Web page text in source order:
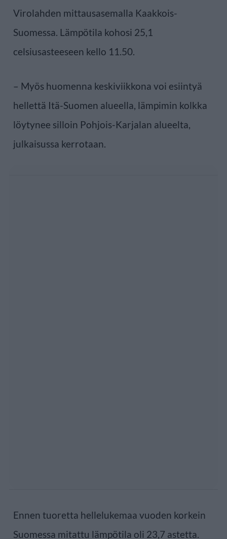
Virolahden mittausasemalla Kaakkois-
Suomessa. Lämpötila kohosi 25,1
celsiusasteeseen kello 11.50.
– Myös huomenna keskiviikkona voi esiintyä
hellettä Itä-Suomen alueella, lämpimin kolkka
löytynee silloin Pohjois-Karjalan alueelta,
julkaisussa kerrotaan.
Ennen tuoretta hellelukemaa vuoden korkein
Suomessa mitattu lämpötila oli 23,7 astetta.